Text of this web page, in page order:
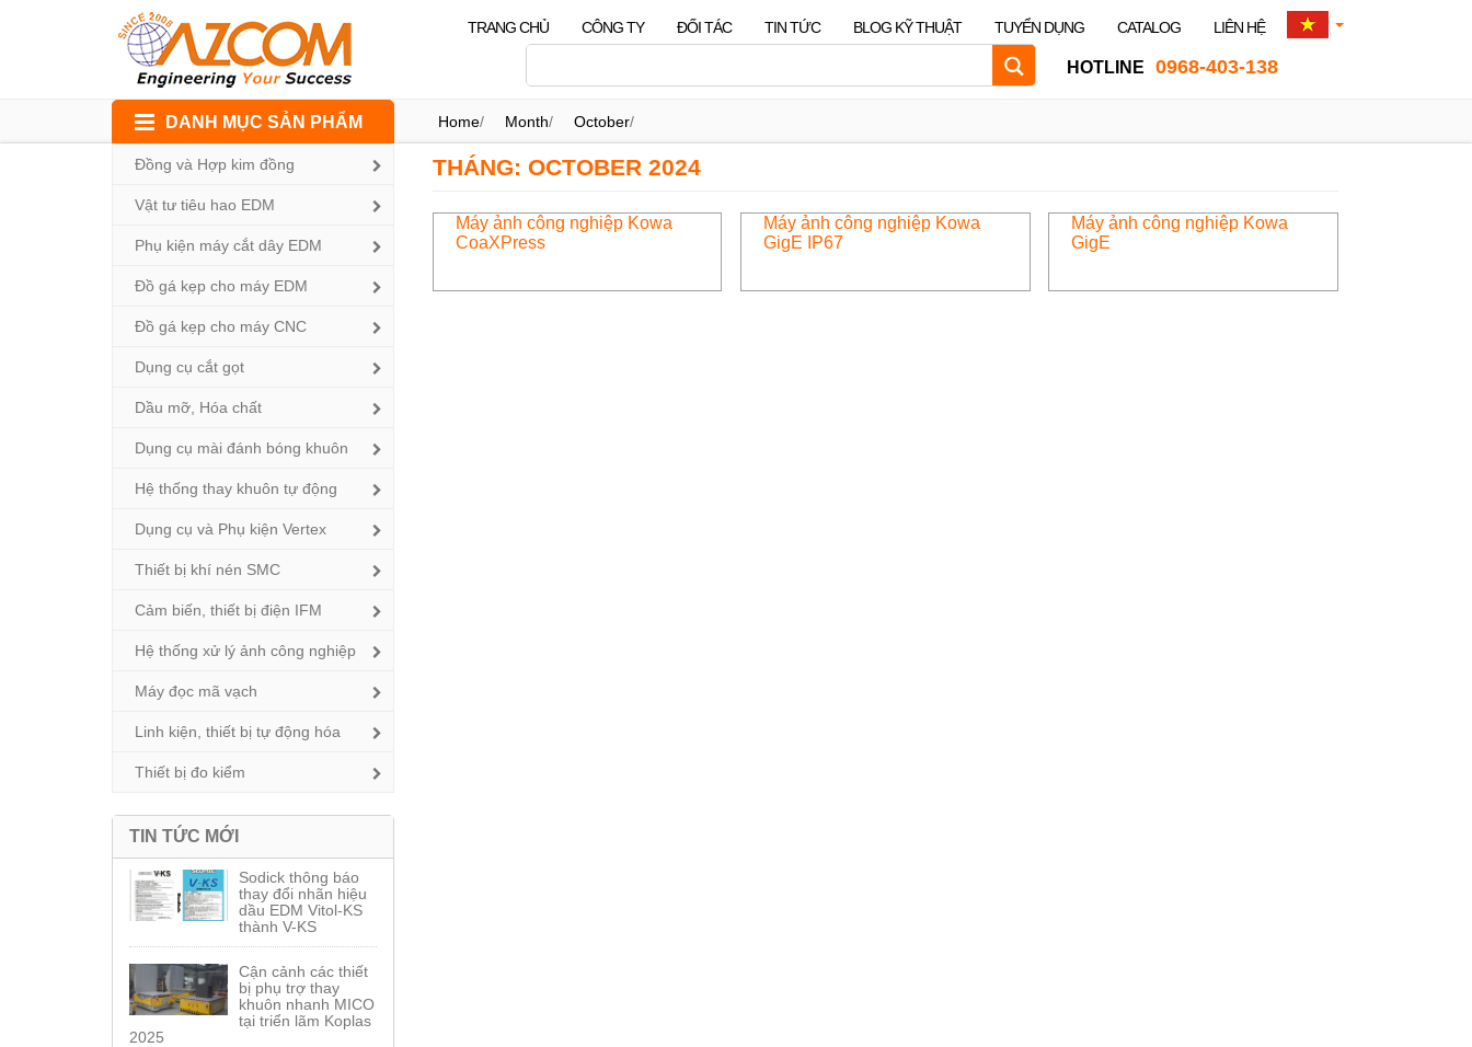
content
TRANG CHỦ CÔNG TY ĐỐI TÁC TIN TỨC BLOG KỸ THUẬT TUYỂN DỤNG CATALOG LIÊN HỆ
HOTLINE 0968-403-138
Home/ Month/ October/
DANH MỤC SẢN PHẨM
Đồng và Hợp kim đồng
Vật tư tiêu hao EDM
Phụ kiện máy cắt dây EDM
Đồ gá kẹp cho máy EDM
Đồ gá kẹp cho máy CNC
Dụng cụ cắt gọt
Dầu mỡ, Hóa chất
Dụng cụ mài đánh bóng khuôn
Hệ thống thay khuôn tự động
Dụng cụ và Phụ kiện Vertex
Thiết bị khí nén SMC
Cảm biến, thiết bị điện IFM
Hệ thống xử lý ảnh công nghiệp
Máy đọc mã vạch
Linh kiện, thiết bị tự động hóa
Thiết bị đo kiểm
TIN TỨC MỚI
Sodick thông báo
thay đổi nhãn hiệu
dầu EDM Vitol-KS
thành V-KS
Cận cảnh các thiết
bị phụ trợ thay
khuôn nhanh MICO
tại triển lãm Koplas
2025
THÁNG: OCTOBER 2024
Máy ảnh công nghiệp Kowa
CoaXPress
Máy ảnh công nghiệp Kowa
GigE IP67
Máy ảnh công nghiệp Kowa
GigE